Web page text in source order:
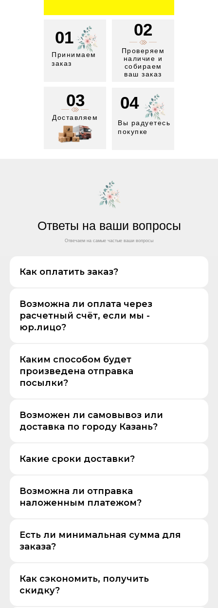
01
Принимаем
заказ
02
Проверяем
наличие и
собираем
ваш заказ
03
Доставляем
04
Вы радуетесь
покупке
Ответы на ваши вопросы
Отвечаем на самые частые ваши вопросы
Как оплатить заказ?
Возможна ли оплата через
расчетный счёт, если мы -
юр.лицо?
Каким способом будет
произведена отправка
посылки?
Возможен ли самовывоз или
доставка по городу Казань?
Какие сроки доставки?
Возможна ли отправка
наложенным платежом?
Есть ли минимальная сумма для
заказа?
Как сэкономить, получить
скидку?